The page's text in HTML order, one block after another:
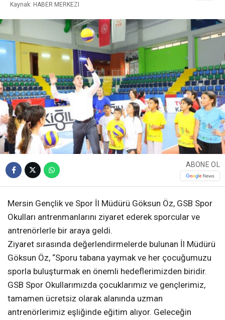
Kaynak: HABER MERKEZI
ABONE OL
Mersin Gençlik ve Spor İl Müdürü Göksun Öz, GSB Spor
Okulları antrenmanlarını ziyaret ederek sporcular ve
antrenörlerle bir araya geldi.
Ziyaret sırasında değerlendirmelerde bulunan İl Müdürü
Göksun Öz, “Sporu tabana yaymak ve her çocuğumuzu
sporla buluşturmak en önemli hedeflerimizden biridir.
GSB Spor Okullarımızda çocuklarımız ve gençlerimiz,
tamamen ücretsiz olarak alanında uzman
antrenörlerimiz eşliğinde eğitim alıyor. Geleceğin